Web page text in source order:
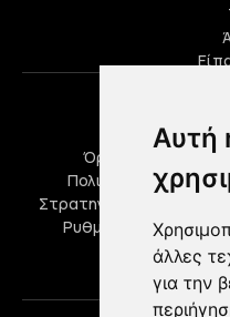
Αυτή
άλλες
για την
Όροι Χρήσης
Πολιτική Cookies
Στρατηγικοί Συνεργάτες
Ρυθμίσεις cookies